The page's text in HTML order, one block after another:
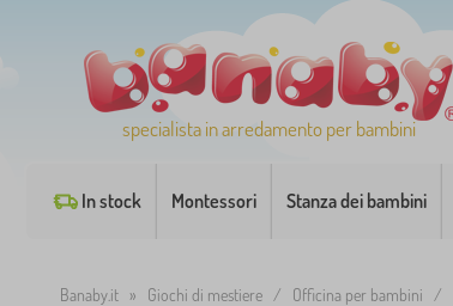
specialista in arredamento per bambini
In stock Montessori Stanza dei bambini
Banaby.it » Giochi di mestiere / Officina per bambini /